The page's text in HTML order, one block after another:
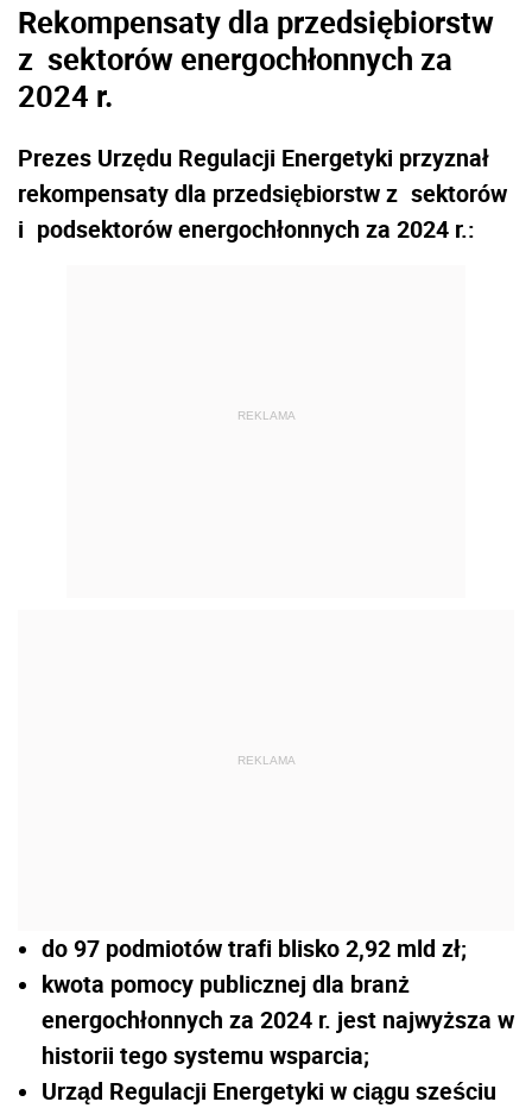
Rekompensaty dla przedsiębiorstw
z sektorów energochłonnych za
2024 r.
Prezes Urzędu Regulacji Energetyki przyznał
rekompensaty dla przedsiębiorstw z sektorów
i podsektorów energochłonnych za 2024 r.:
REKLAMA
REKLAMA
do 97 podmiotów trafi blisko 2,92 mld zł;
kwota pomocy publicznej dla branż
energochłonnych za 2024 r. jest najwyższa w
historii tego systemu wsparcia;
Urząd Regulacji Energetyki w ciągu sześciu